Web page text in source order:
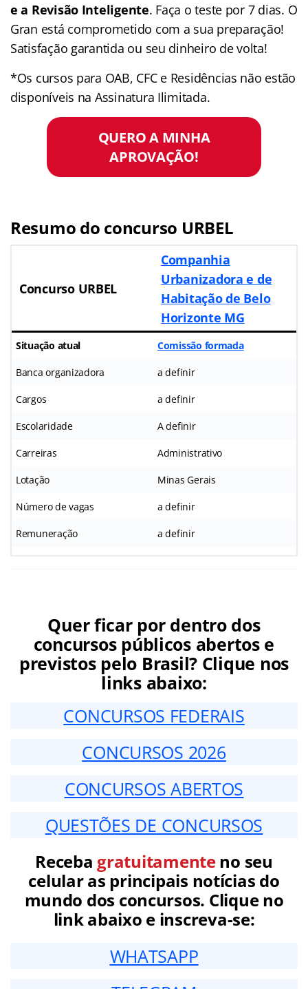
e a Revisão Inteligente. Faça o teste por 7 dias. O
Gran está comprometido com a sua preparação!
Satisfação garantida ou seu dinheiro de volta!
*Os cursos para OAB, CFC e Residências não estão
disponíveis na Assinatura Ilimitada.
QUERO A MINHA
APROVAÇÃO!
Resumo do concurso URBEL
Concurso URBEL
Companhia
Urbanizadora e de
Habitação de Belo
Horizonte MG
Situação atual Comissão formada
Banca organizadora a definir
Cargos a definir
Escolaridade A definir
Carreiras Administrativo
Lotação Minas Gerais
Número de vagas a definir
Remuneração a definir
Quer ficar por dentro dos
concursos públicos abertos e
previstos pelo Brasil? Clique nos
links abaixo:
CONCURSOS FEDERAIS
CONCURSOS 2026
CONCURSOS ABERTOS
QUESTÕES DE CONCURSOS
Receba gratuitamenteno seu
celular as principais notícias do
mundo dos concursos. Clique no
link abaixo e inscreva-se:
WHATSAPP